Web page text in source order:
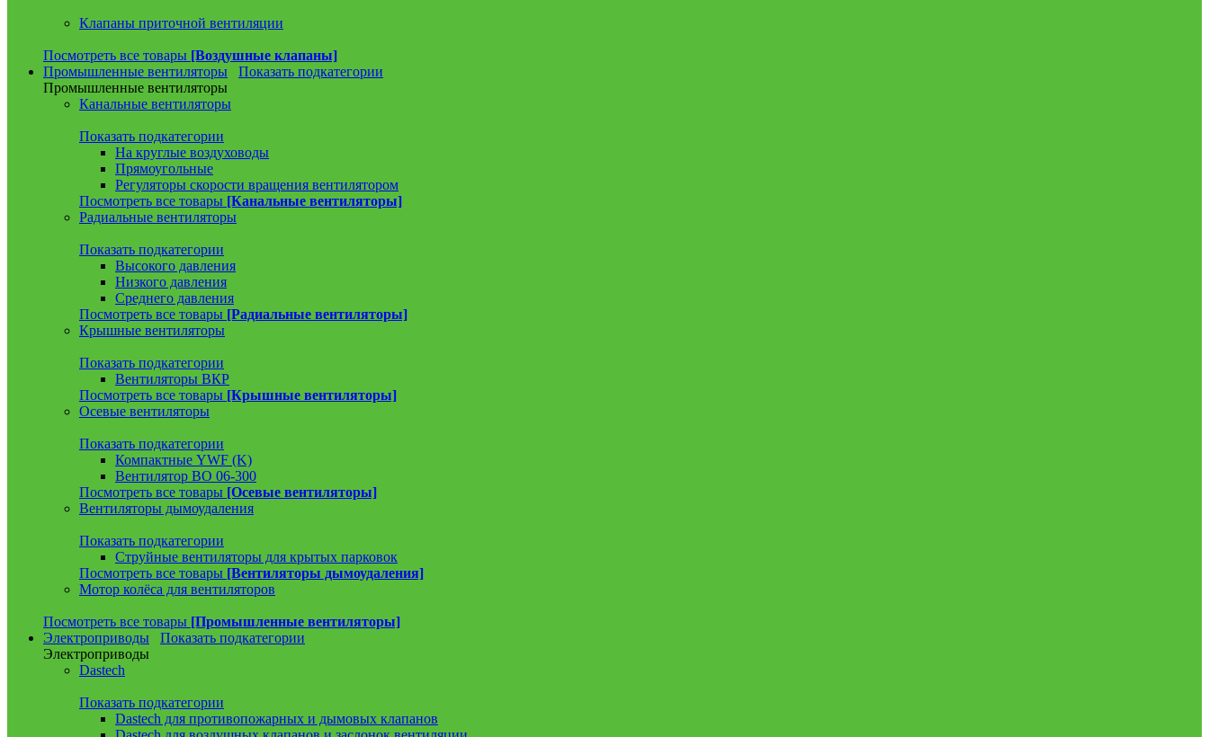
Клапаны приточной вентиляции
Посмотреть все товары [Воздушные клапаны]
Промышленные вентиляторы
Показать подкатегории
Промышленные вентиляторы
Канальные вентиляторы
Показать подкатегории
На круглые воздуховоды
Прямоугольные
Регуляторы скорости вращения вентилятором
Посмотреть все товары [Канальные вентиляторы]
Радиальные вентиляторы
Показать подкатегории
Высокого давления
Низкого давления
Среднего давления
Посмотреть все товары [Радиальные вентиляторы]
Крышные вентиляторы
Показать подкатегории
Вентиляторы ВКР
Посмотреть все товары [Крышные вентиляторы]
Осевые вентиляторы
Показать подкатегории
Компактные YWF (K)
Вентилятор ВО 06-300
Посмотреть все товары [Осевые вентиляторы]
Вентиляторы дымоудаления
Показать подкатегории
Струйные вентиляторы для крытых парковок
Посмотреть все товары [Вентиляторы дымоудаления]
Мотор колёса для вентиляторов
Посмотреть все товары [Промышленные вентиляторы]
Электроприводы
Показать подкатегории
Электроприводы
Dastech
Показать подкатегории
Dastech для противопожарных и дымовых клапанов